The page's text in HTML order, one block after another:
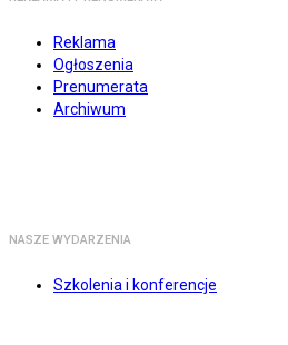
Reklama
Ogłoszenia
Prenumerata
Archiwum
NASZE WYDARZENIA
Szkolenia i konferencje